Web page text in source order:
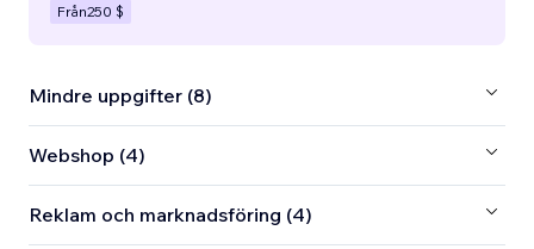
Från250 $
Mindre uppgifter (8)
Webshop (4)
Reklam och marknadsföring (4)